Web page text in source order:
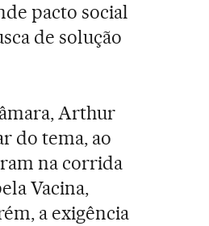
pacto social
de solução
Arthur
do tema, ao
na corrida
Vacina,
a exigência